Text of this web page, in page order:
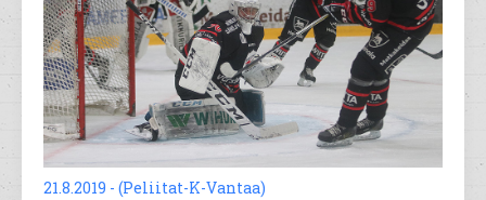
21.8.2019 - (Peliitat-K-Vantaa)